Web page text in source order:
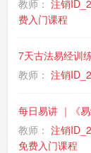
教师： 注销
费入门课程
7天古法易经训
教师： 注销
每日易讲 ｜《
教师： 注销
免费入门课程